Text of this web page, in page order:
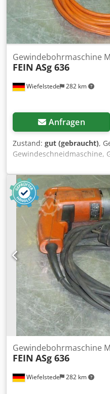
Wiefelstede 282 km
Gewindebohrmaschine
FEIN ASg 636
Anfragen
Zustand: gut (gebraucht),
Gewindeschneidmaschine,
Integriertes
Nennaufnahme: 230 Watt -
Anschluss: 230 Volt -
Akpsr
Wiefelstede 282 km
Gewindebohrmaschine
FEIN ASg 636